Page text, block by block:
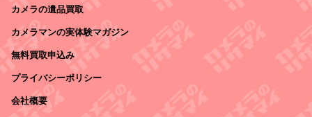
カメラの遺品買取
カメラマンの実体験マガジン
無料買取申込み
プライバシーポリシー
会社概要